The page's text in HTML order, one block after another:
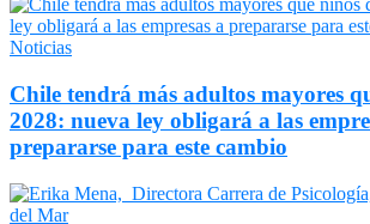
Noticias
Chile tendrá más adultos mayores
2028: nueva ley obligará a las
prepararse para este cambio